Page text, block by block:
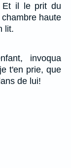
Et il le prit du
haute
lit.
invoqua
t'en prie, que
de lui!